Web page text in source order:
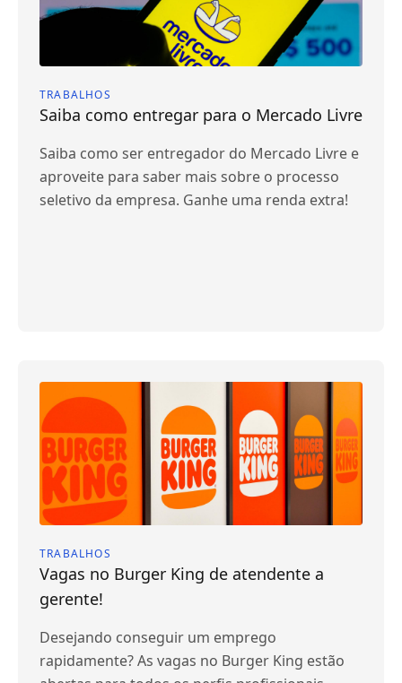
TRABALHOS
Saiba como entregar para o Mercado Livre
Saiba como ser entregador do Mercado Livre e
aproveite para saber mais sobre o processo
seletivo da empresa. Ganhe uma renda extra!
TRABALHOS
Vagas no Burger King de atendente a
gerente!
Desejando conseguir um emprego
rapidamente? As vagas no Burger King estão